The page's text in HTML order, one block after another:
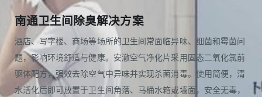
南通卫生间除臭解决方案
酒店、写字楼、商场等场所的卫生间常面临异味、细菌和霉菌问
题，影响环境舒适与健康。安澈空气净化片采用固态二氧化氯前
驱体配方，强效去除空气中异味并实现杀菌消毒。使用简便，清
水活化后即可放置于卫生间角落、马桶水箱或墙面，安全无毒，